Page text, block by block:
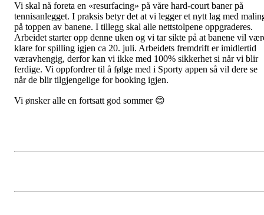
Vi skal nå foreta en «resurfacing» på våre hard-court baner på
tennisanlegget. I praksis betyr det at vi legger et nytt lag med
på toppen av banene. I tillegg skal alle nettstolpene oppgraderes.
Arbeidet starter opp denne uken og vi tar sikte på at banene vil
klare for spilling igjen ca 20. juli. Arbeidets fremdrift er imidlertid
væravhengig, derfor kan vi ikke med 100% sikkerhet si når vi blir
ferdige. Vi oppfordrer til å følge med i Sporty appen så vil dere se
når de blir tilgjengelige for booking igjen.
Vi ønsker alle en fortsatt god sommer 😊